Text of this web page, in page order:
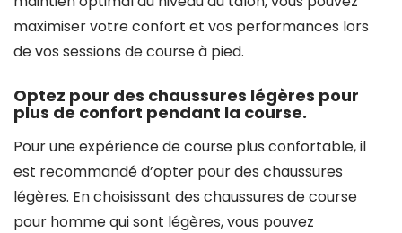
maximiser votre confort et vos performances lors
de vos sessions de course à pied.
Optez pour des chaussures légères pour
plus de confort pendant la course.
Pour une expérience de course plus confortable, il
est recommandé d’opter pour des chaussures
légères. En choisissant des chaussures de course
pour homme qui sont légères, vous pouvez